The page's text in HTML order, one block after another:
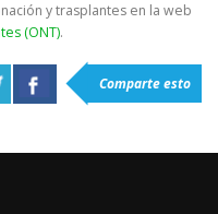
y trasplantes en la web
(ONT).
Comparte esto